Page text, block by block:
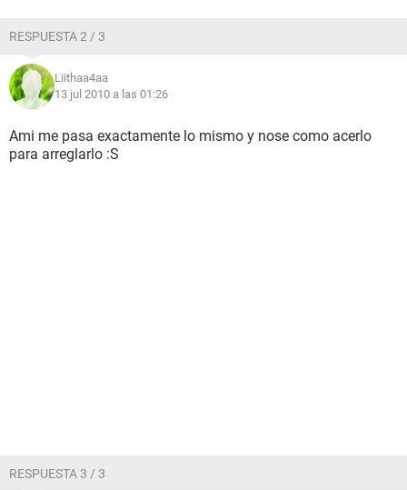
RESPUESTA 2 / 3
Liithaa4aa
13 jul 2010 a las 01:26
Ami me pasa exactamente lo mismo y nose como acerlo
para arreglarlo :S
RESPUESTA 3 / 3